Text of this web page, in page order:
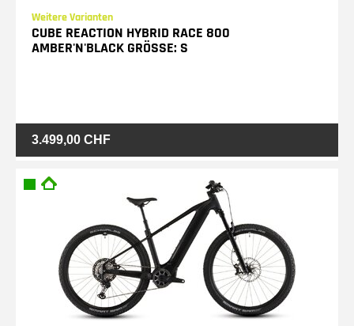
3.499,00 CHF
Weitere Varianten
CUBE REACTION HYBRID RACE 800
AMBER'N'BLACK GRÖSSE: S